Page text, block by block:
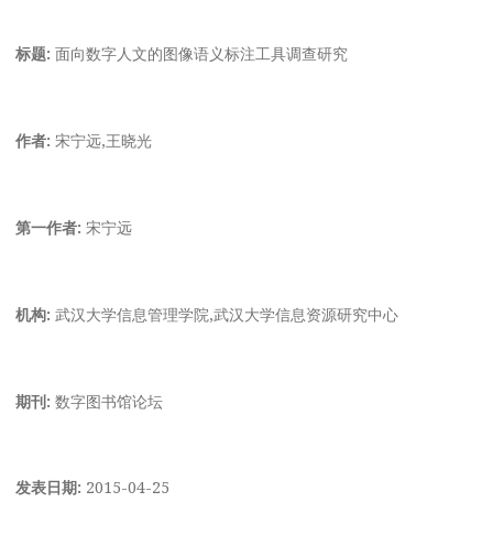
标题: 面向数字人文的图像语义标注工具调查研究
作者: 宋宁远,王晓光
第一作者: 宋宁远
机构: 武汉大学信息管理学院,武汉大学信息资源研究中心
期刊: 数字图书馆论坛
发表日期: 2015-04-25